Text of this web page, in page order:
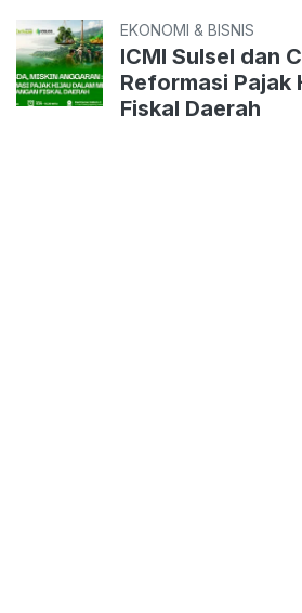
EKONOMI & BISNIS
ICMI Sulsel dan
Reformasi Pajak
Fiskal Daerah